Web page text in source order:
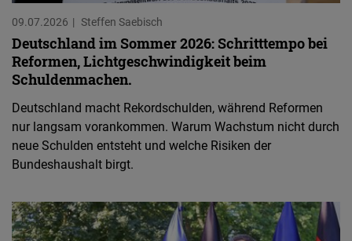
09.07.2026 Steffen Saebisch
Deutschland im Sommer 2026: Schritttempo bei
Reformen, Lichtgeschwindigkeit beim
Schuldenmachen.
Deutschland macht Rekordschulden, während Reformen
nur langsam vorankommen. Warum Wachstum nicht durch
neue Schulden entsteht und welche Risiken der
Bundeshaushalt birgt.